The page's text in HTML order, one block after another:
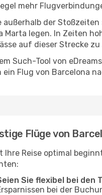
mehr
außerhalb der
Marta legen. In Zeiten
auf dieser Strecke
Such-Tool von
ein Flug von Barcelona
Flüge von
Ihre Reise optimal
Sie flexibel bei den
bei der